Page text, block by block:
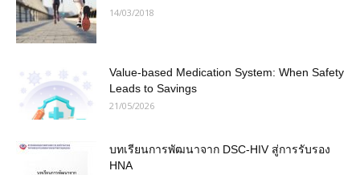
14/03/2018
Value-based Medication System: When Safety
Leads to Savings
21/05/2026
บทเรียนการพัฒนาจาก DSC-HIV สู่การรับรอง
HNA